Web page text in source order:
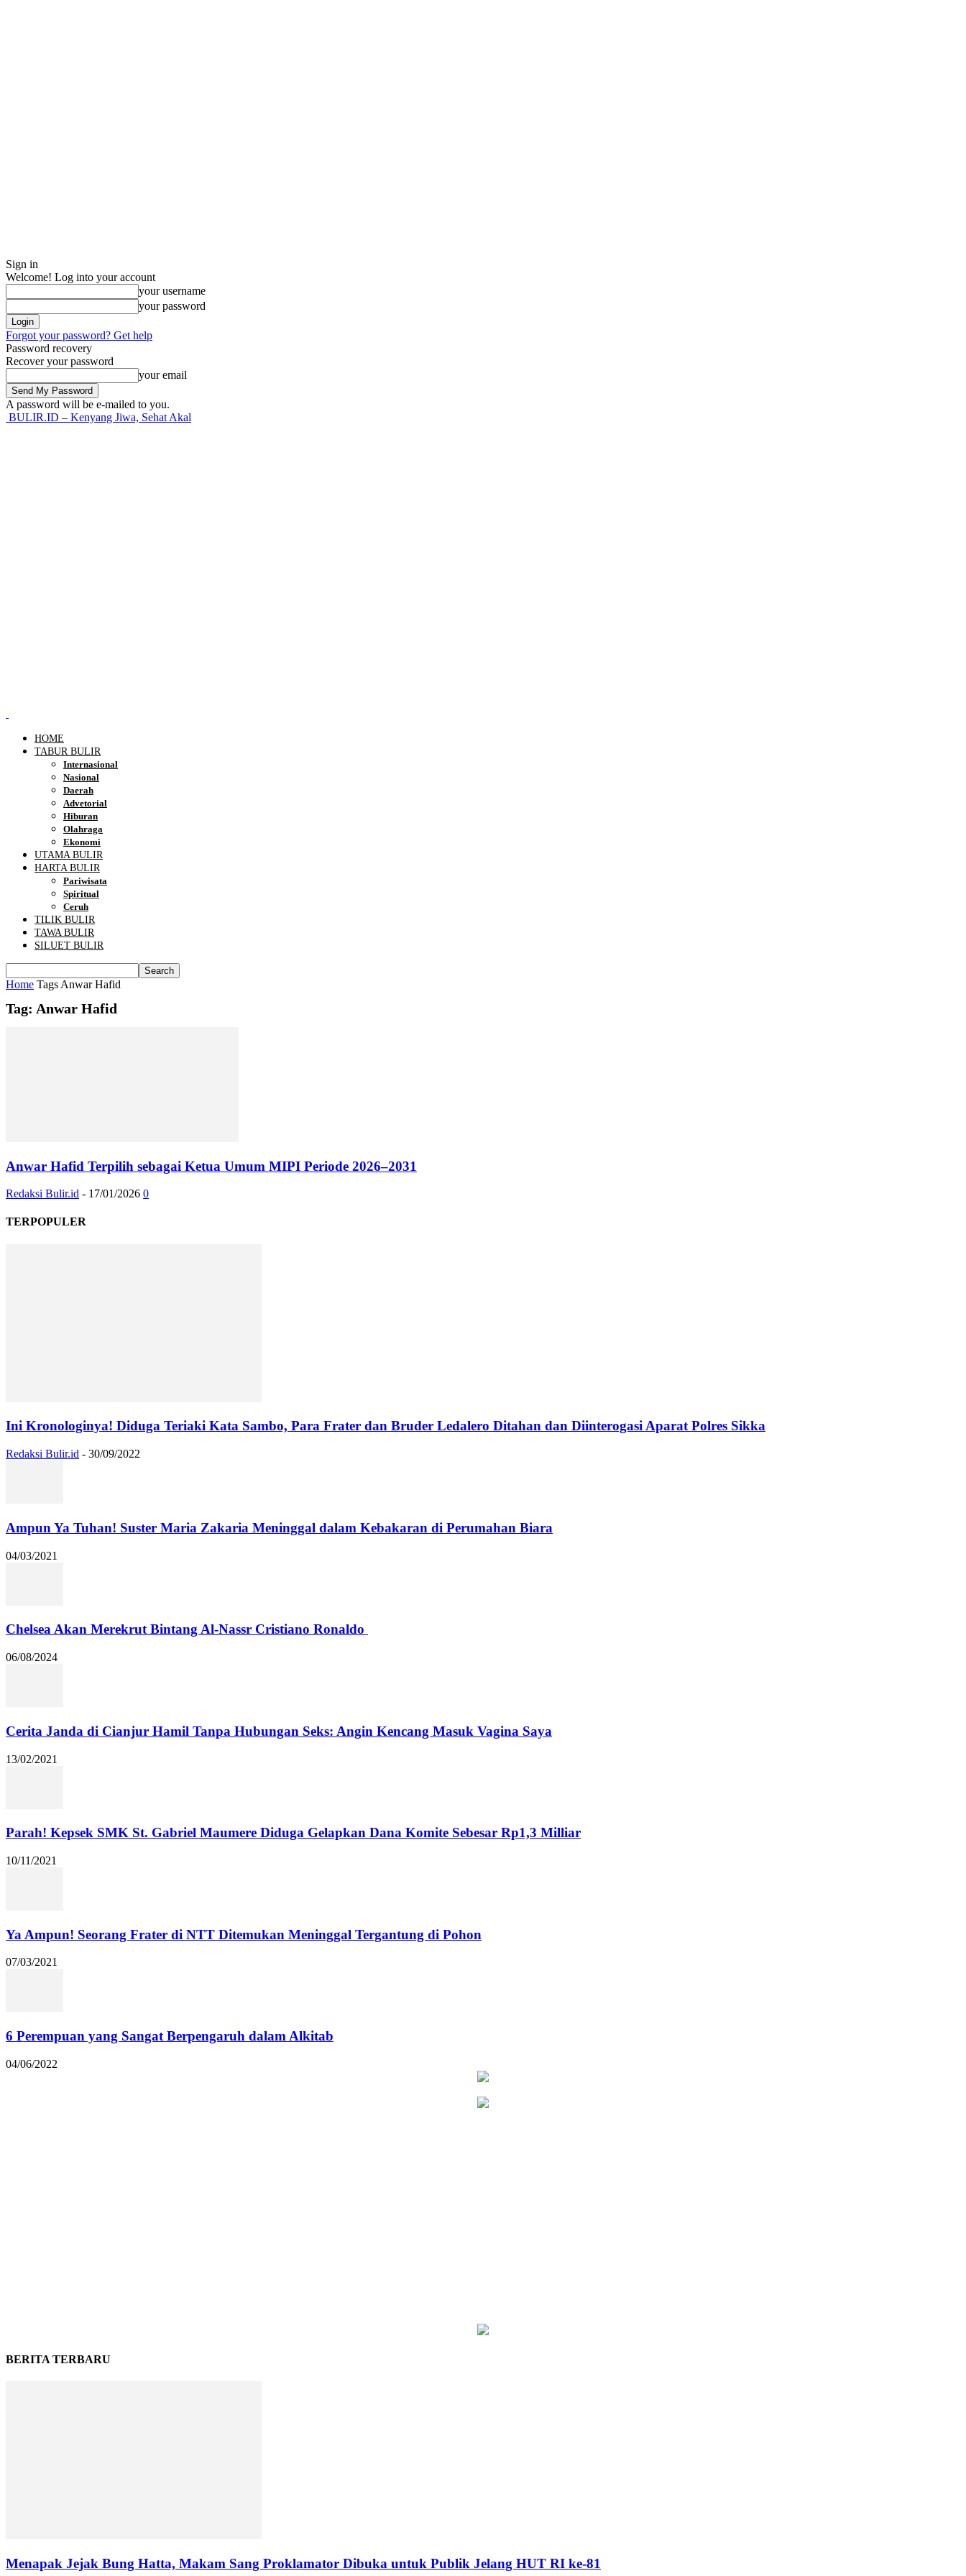
Sign in
Welcome! Log into your account
your username
your password
Forgot your password? Get help
Password recovery
Recover your password
your email
A password will be e-mailed to you.
BULIR.ID – Kenyang Jiwa, Sehat Akal
HOME
TABUR BULIR
Internasional
Nasional
Daerah
Advetorial
Hiburan
Olahraga
Ekonomi
UTAMA BULIR
HARTA BULIR
Pariwisata
Spiritual
Ceruh
TILIK BULIR
TAWA BULIR
SILUET BULIR
Home Tags Anwar Hafid
Tag: Anwar Hafid
Anwar Hafid Terpilih sebagai Ketua Umum MIPI Periode 2026–2031
Redaksi Bulir.id - 17/01/2026 0
TERPOPULER
Ini Kronologinya! Diduga Teriaki Kata Sambo, Para Frater dan Bruder Ledalero Ditahan dan Diinterogasi Aparat Polres Sikka
Redaksi Bulir.id - 30/09/2022
Ampun Ya Tuhan! Suster Maria Zakaria Meninggal dalam Kebakaran di Perumahan Biara
04/03/2021
Chelsea Akan Merekrut Bintang Al-Nassr Cristiano Ronaldo
06/08/2024
Cerita Janda di Cianjur Hamil Tanpa Hubungan Seks: Angin Kencang Masuk Vagina Saya
13/02/2021
Parah! Kepsek SMK St. Gabriel Maumere Diduga Gelapkan Dana Komite Sebesar Rp1,3 Milliar
10/11/2021
Ya Ampun! Seorang Frater di NTT Ditemukan Meninggal Tergantung di Pohon
07/03/2021
6 Perempuan yang Sangat Berpengaruh dalam Alkitab
04/06/2022
BERITA TERBARU
Menapak Jejak Bung Hatta, Makam Sang Proklamator Dibuka untuk Publik Jelang HUT RI ke-81